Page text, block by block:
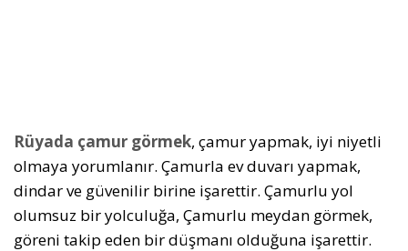
Rüyada çamur görmek, çamur yapmak, iyi niyet­li
olmaya yorumlanır. Çamurla ev duvarı yapmak,
dindar ve güve­nilir birine işarettir. Çamurlu yol
olumsuz bir yolculuğa, Çamurlu meydan görmek,
göreni takip eden bir düşmanı olduğuna işarettir.